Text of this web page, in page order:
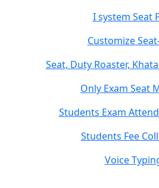
I system Seat
Customize
Seat, Duty Roaster,
Only Exam Seat
Students Exam
Students Fee
Voice